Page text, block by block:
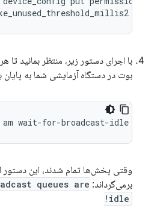
با اجرای دستور زیر، منتظر بمانید
بوت در دستگاه آزمایشی شما به پایان
وقتی پخش‌ها تمام شدند، این دستور
برمی‌گرداند: queues are
idle!